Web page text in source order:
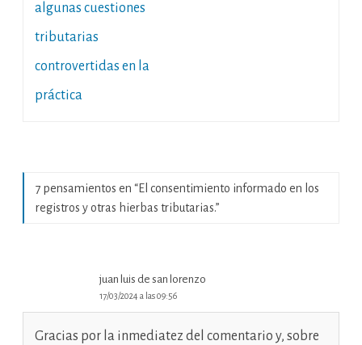
algunas cuestiones
tributarias
controvertidas en la
práctica
7 pensamientos en “El consentimiento informado en los
registros y otras hierbas tributarias.”
juan luis de san lorenzo
17/03/2024 a las 09:56
Gracias por la inmediatez del comentario y, sobre